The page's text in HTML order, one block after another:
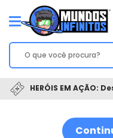
HERÓIS EM AÇÃO: